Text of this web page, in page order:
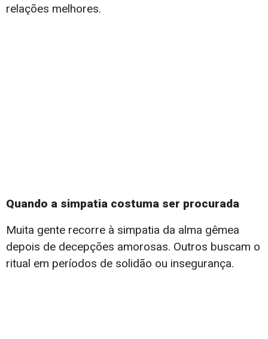
relações melhores.
Quando a simpatia costuma ser procurada
Muita gente recorre à simpatia da alma gêmea
depois de decepções amorosas. Outros buscam o
ritual em períodos de solidão ou insegurança.